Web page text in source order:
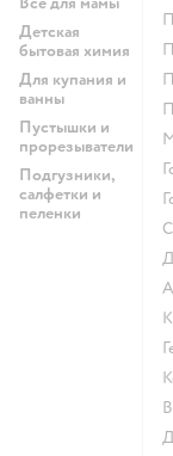
Детская
бытовая химия
Для купания и
ванны
Пустышки и
прорезыватели
Подгузники,
салфетки и
пеленки